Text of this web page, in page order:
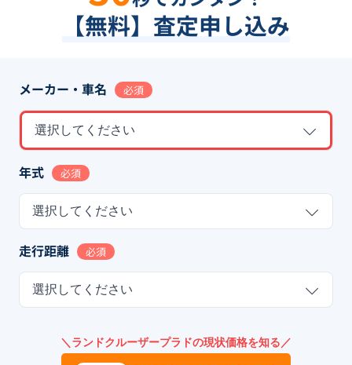
【無料】査定申し込み
メーカー・車名 必須
選択してください
年式 必須
選択してください
走行距離 必須
選択してください
＼ランドクルーザープラドの現状価格を知る／